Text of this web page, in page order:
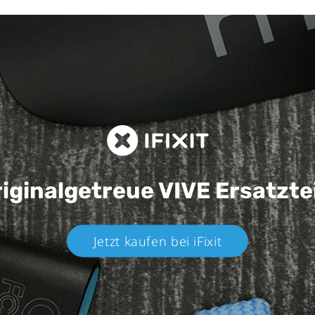
VIVE
Jetzt kaufen bei iFixit​